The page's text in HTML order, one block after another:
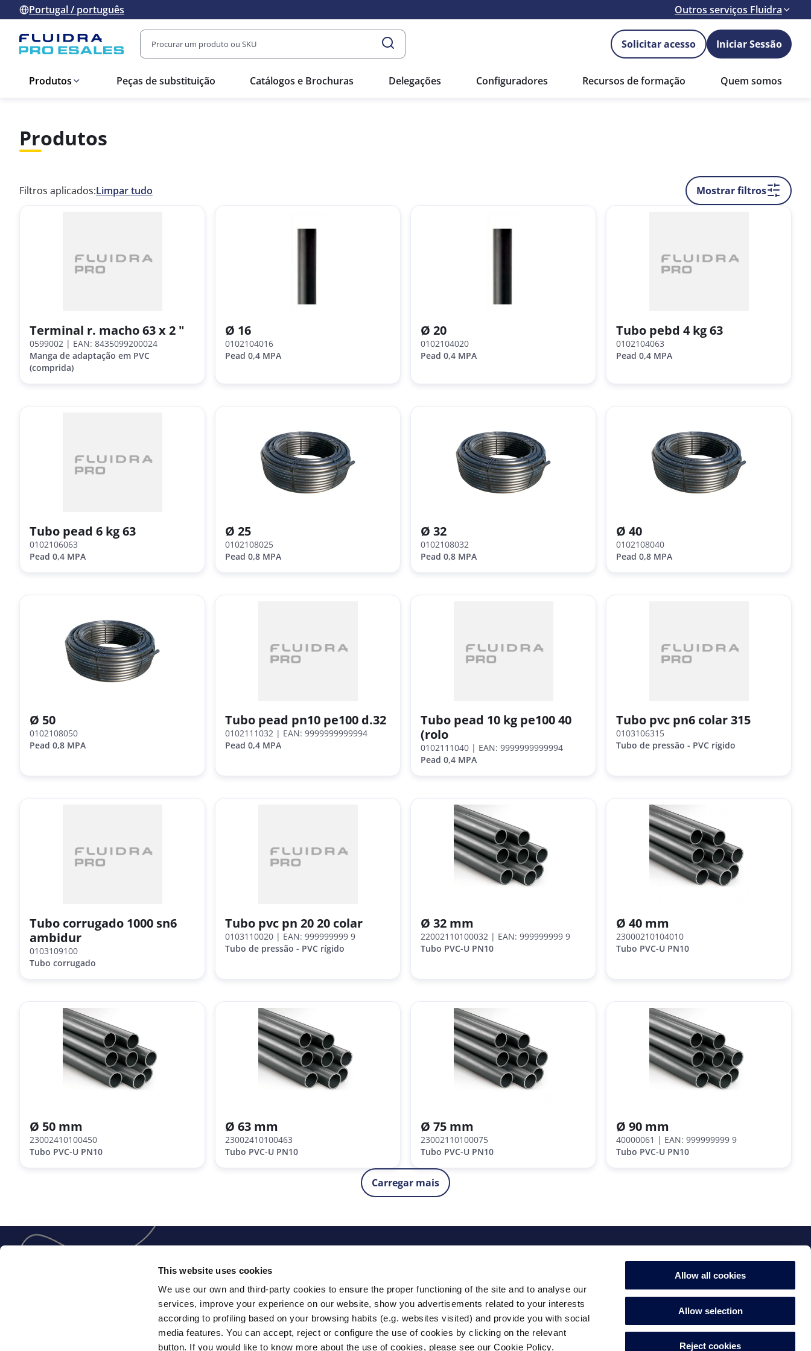
This website uses cookies
We use our own and third-party cookies to ensure the proper functioning of the site and to analyse our
services, improve your experience on our website, show you advertisements related to your interests
according to profiling based on your browsing habits (e.g. websites visited) and provide you with social
media features. You can accept, reject or configure the use of cookies by clicking on the relevant
button. If you would like to know more about the use of cookies, please see our Cookie Policy.
Allow all cookies
Allow selection
Reject cookies
Portugal / português Outros serviços Fluidra
Solicitar acesso Iniciar Sessão
Produtos Peças de substituição Catálogos e Brochuras Delegações Configuradores Recursos de formação Quem somos
Produtos
Mostrar filtros
Filtros aplicados:Limpar tudo
Terminal r. macho 63 x 2 "
0599002 | EAN: 8435099200024
Manga de adaptação em PVC
(comprida)
Ø 16
0102104016
Pead 0,4 MPA
Ø 20
0102104020
Pead 0,4 MPA
Tubo pebd 4 kg 63
0102104063
Pead 0,4 MPA
Tubo pead 6 kg 63
0102106063
Pead 0,4 MPA
Ø 25
0102108025
Pead 0,8 MPA
Ø 32
0102108032
Pead 0,8 MPA
Ø 40
0102108040
Pead 0,8 MPA
Ø 50
0102108050
Pead 0,8 MPA
Tubo pead pn10 pe100 d.32
0102111032 | EAN: 9999999999994
Pead 0,4 MPA
Tubo pead 10 kg pe100 40
(rolo
0102111040 | EAN: 9999999999994
Pead 0,4 MPA
Tubo pvc pn6 colar 315
0103106315
Tubo de pressão - PVC rígido
Tubo corrugado 1000 sn6
ambidur
0103109100
Tubo corrugado
Tubo pvc pn 20 20 colar
0103110020 | EAN: 999999999 9
Tubo de pressão - PVC rígido
Ø 32 mm
22002110100032 | EAN: 999999999 9
Tubo PVC-U PN10
Ø 40 mm
23000210104010
Tubo PVC-U PN10
Ø 50 mm
23002410100450
Tubo PVC-U PN10
Ø 63 mm
23002410100463
Tubo PVC-U PN10
Ø 75 mm
23002110100075
Tubo PVC-U PN10
Ø 90 mm
40000061 | EAN: 999999999 9
Tubo PVC-U PN10
Carregar mais
Você está na Fluidra PRO: seu espaço
digital, onde pode comprar tudo o que
precisa com suas condições comerciais.
Verifique os estoques e a documentação
do produto, gerencie seus pedidos e